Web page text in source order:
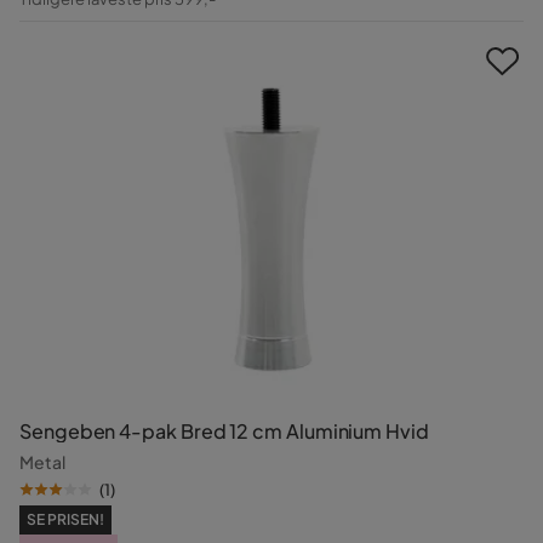
Sengeben 4-pak Bred 12 cm Aluminium Hvid
Metal
(1)
SE PRISEN!